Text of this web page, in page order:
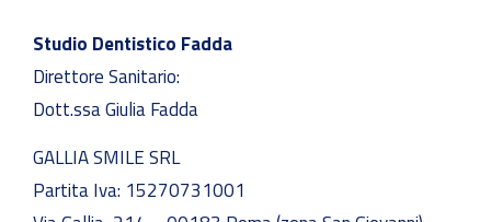
Studio Dentistico Fadda
Direttore Sanitario:
Dott.ssa Giulia Fadda
GALLIA SMILE SRL
Partita Iva: 15270731001